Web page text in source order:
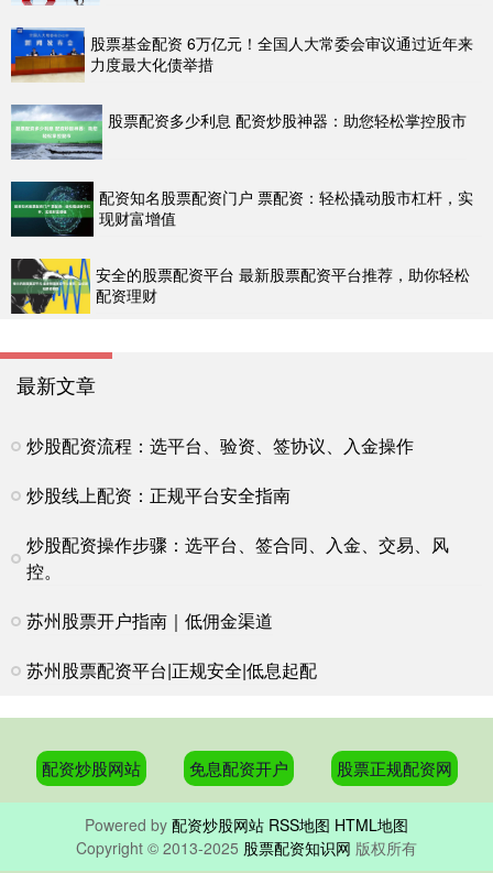
股票基金配资 6万亿元！全国人大常委会审议通过近年来
力度最大化债举措
股票配资多少利息 配资炒股神器：助您轻松掌控股市
配资知名股票配资门户 票配资：轻松撬动股市杠杆，实
现财富增值
安全的股票配资平台 最新股票配资平台推荐，助你轻松
配资理财
最新文章
炒股配资流程：选平台、验资、签协议、入金操作
炒股线上配资：正规平台安全指南
炒股配资操作步骤：选平台、签合同、入金、交易、风
控。
苏州股票开户指南｜低佣金渠道
苏州股票配资平台|正规安全|低息起配
配资炒股网站 免息配资开户 股票正规配资网
Powered by 配资炒股网站 RSS地图 HTML地图
Copyright © 2013-2025 股票配资知识网 版权所有